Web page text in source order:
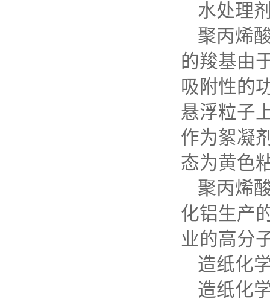
水处理
聚丙烯
的羧基由
吸附性的
悬浮粒子
作为絮凝
态为黄色
聚丙烯
化铝生产
业的高分
造纸化
造纸化